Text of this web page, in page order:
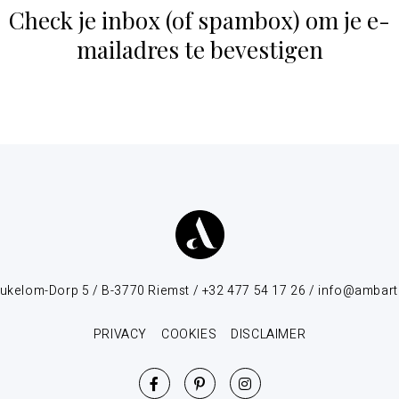
Check je inbox (of spambox) om je e-
mailadres te bevestigen​
Dorp 5 / B-3770 Riemst / +32 477 54 17 26 /
PRIVACY COOKIES DISCLAIMER